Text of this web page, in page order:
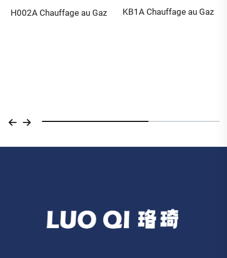
H002A Chauffage au Gaz KB1A Chauffage au Gaz